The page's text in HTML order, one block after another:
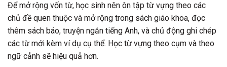
Để mở rộng vốn từ, học sinh nên ôn tập từ vựng theo các
chủ đề quen thuộc và mở rộng trong sách giáo khoa, đọc
thêm sách báo, truyện ngắn tiếng Anh, và chủ động ghi chép
các từ mới kèm ví dụ cụ thể. Học từ vựng theo cụm và theo
ngữ cảnh sẽ hiệu quả hơn.